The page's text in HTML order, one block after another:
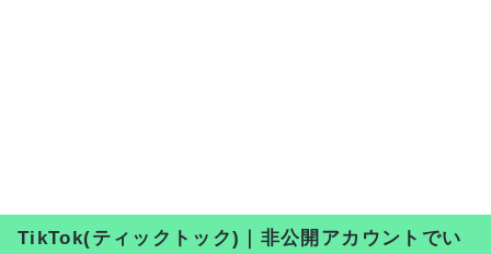
TikTok(ティックトック)｜非公開アカウントでい